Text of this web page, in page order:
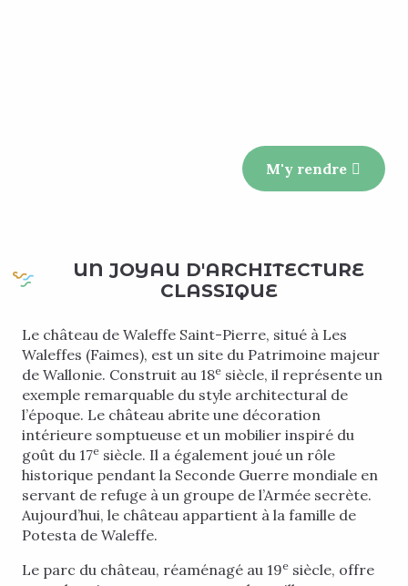
M'y rendre
UN JOYAU D'ARCHITECTURE
CLASSIQUE
Le château de Waleffe Saint-Pierre, situé à Les
Waleffes (Faimes), est un site du Patrimoine majeur
de Wallonie. Construit au 18e siècle, il représente un
exemple remarquable du style architectural de
l’époque. Le château abrite une décoration
intérieure somptueuse et un mobilier inspiré du
goût du 17e siècle. Il a également joué un rôle
historique pendant la Seconde Guerre mondiale en
servant de refuge à un groupe de l’Armée secrète.
Aujourd’hui, le château appartient à la famille de
Potesta de Waleffe.
Le parc du château, réaménagé au 19e siècle, offre